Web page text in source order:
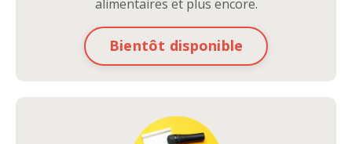
alimentaires et plus encore.
Bientôt disponible